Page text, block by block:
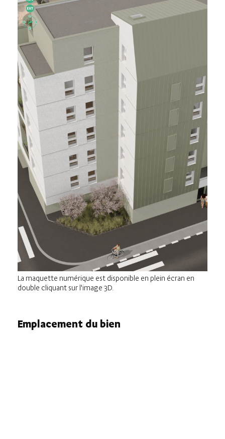
La maquette numérique est disponible en plein écran en
double cliquant sur l'image 3D.
Emplacement du bien